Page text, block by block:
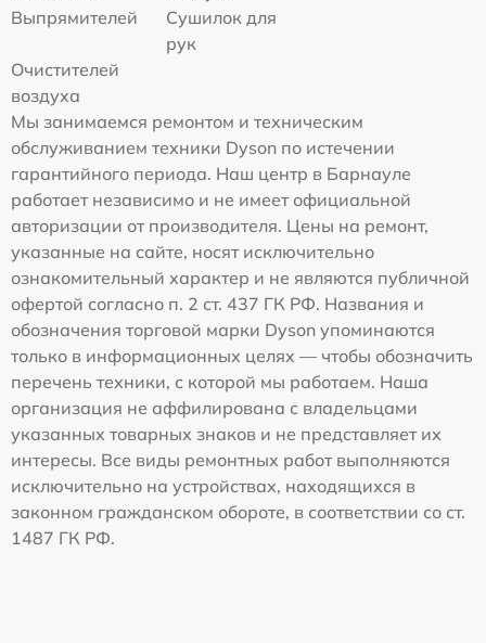
Выпрямителей
Сушилок для
рук
Очистителей
воздуха
Мы занимаемся ремонтом и техническим
обслуживанием техники Dyson по истечении
гарантийного периода. Наш центр в Барнауле
работает независимо и не имеет официальной
авторизации от производителя. Цены на ремонт,
указанные на сайте, носят исключительно
ознакомительный характер и не являются публичной
офертой согласно п. 2 ст. 437 ГК РФ. Названия и
обозначения торговой марки Dyson упоминаются
только в информационных целях — чтобы обозначить
перечень техники, с которой мы работаем. Наша
организация не аффилирована с владельцами
указанных товарных знаков и не представляет их
интересы. Все виды ремонтных работ выполняются
исключительно на устройствах, находящихся в
законном гражданском обороте, в соответствии со ст.
1487 ГК РФ.